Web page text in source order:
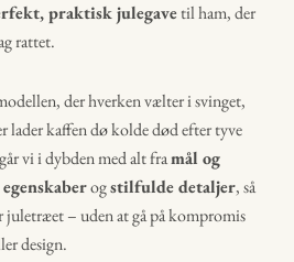
praktisk julegavetil ham, der
rattet.
der hverken vælter i svinget,
lader kaffen dø kolde død efter tyve
vi i dybden med alt framål og
ogstilfulde detaljer, så
juletræet – uden at gå på kompromis
design.